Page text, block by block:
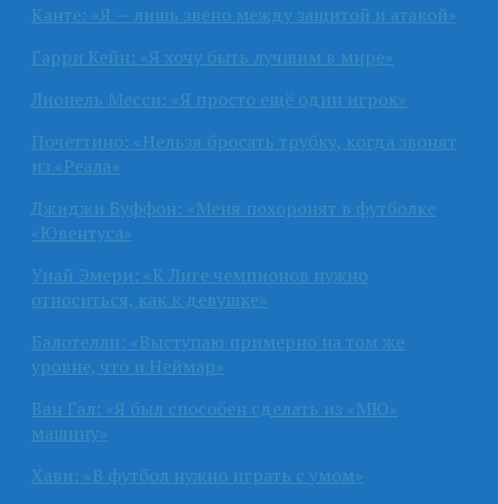
Канте: «Я — лишь звено между защитой и атакой»
Гарри Кейн: «Я хочу быть лучшим в мире»
Лионель Месси: «Я просто ещё один игрок»
Почеттино: «Нельзя бросать трубку, когда звонят
из «Реала»
Джиджи Буффон: «Меня похоронят в футболке
«Ювентуса»
Унай Эмери: «К Лиге чемпионов нужно
относиться, как к девушке»
Балотелли: «Выступаю примерно на том же
уровне, что и Неймар»
Ван Гал: «Я был способен сделать из «МЮ»
машину»
Хави: «В футбол нужно играть с умом»